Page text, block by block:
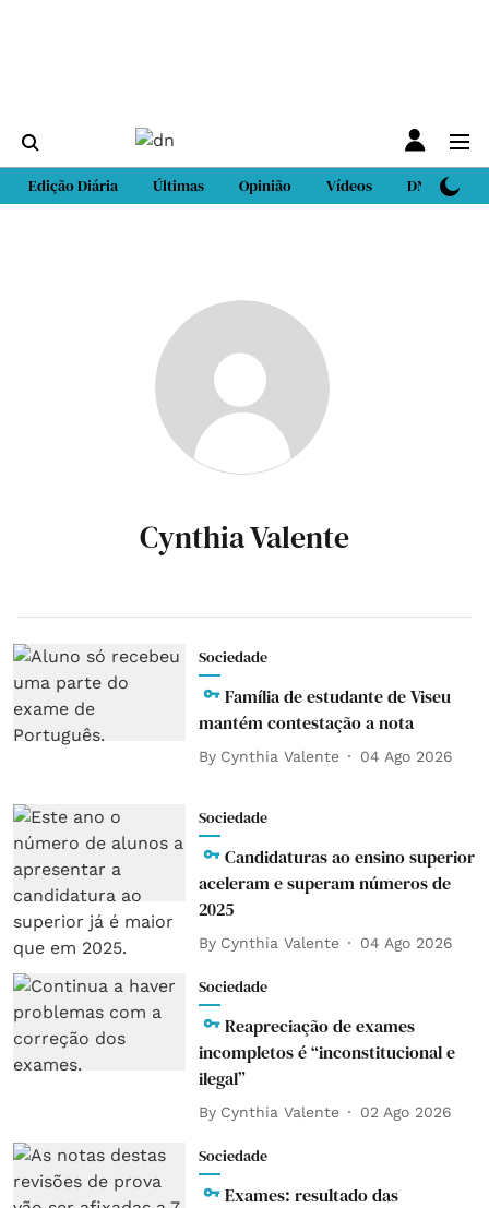
Edição Diária Últimas Opinião Vídeos DN Sport
Cynthia Valente
Sociedade
Família de estudante de Viseu
mantém contestação a nota
By Cynthia Valente 04 Ago 2026
Sociedade
Candidaturas ao ensino superior
aceleram e superam números de
2025
By Cynthia Valente 04 Ago 2026
Sociedade
Reapreciação de exames
incompletos é “inconstitucional e
ilegal”
By Cynthia Valente 02 Ago 2026
Sociedade
Exames: resultado das